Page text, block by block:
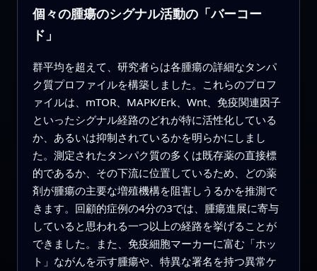
個々の腫瘍のシグナル活動の「バーコー
ド」
群平均を超えて、研究者らは各腫瘍の詳細なタンパ
ク質プロファイルを構築しました。これらのプロフ
ァイルは、mTOR、MAPK/Erk、Wnt、免疫関連因子
といったシグナル経路のどれが特に活性化している
か、あるいは抑制されているかを明らかにしまし
た。測定されたタンパク質の多くは既存薬の直接標
的であるか、その下流に位置しているため、どの薬
剤が腫瘍の主要な増殖機構を阻害しうるかを推測で
きます。回顧的症例の4分の3では、腫瘍進展に寄与
していると思われる一つ以上の経路を挙げることが
できました。また、免疫細胞マーカーに富む「ホッ
ト」ながんを示す腫瘍や、特異な署名を持つ異常ケ